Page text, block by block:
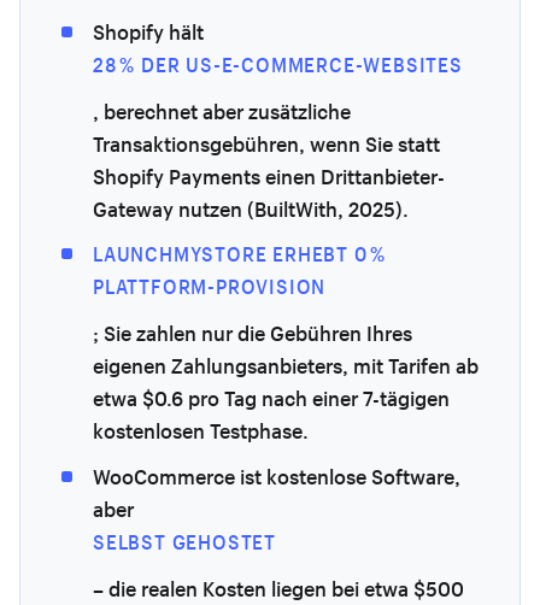
Shopify hält
28 % DER US-E-COMMERCE-WEBSITES
, berechnet aber zusätzliche
Transaktionsgebühren, wenn Sie statt
Shopify Payments einen Drittanbieter-
Gateway nutzen (BuiltWith, 2025).
LAUNCHMYSTORE ERHEBT 0 %
PLATTFORM-PROVISION
; Sie zahlen nur die Gebühren Ihres
eigenen Zahlungsanbieters, mit Tarifen ab
etwa $0.6 pro Tag nach einer 7-tägigen
kostenlosen Testphase.
WooCommerce ist kostenlose Software,
aber
SELBST GEHOSTET
– die realen Kosten liegen bei etwa $500